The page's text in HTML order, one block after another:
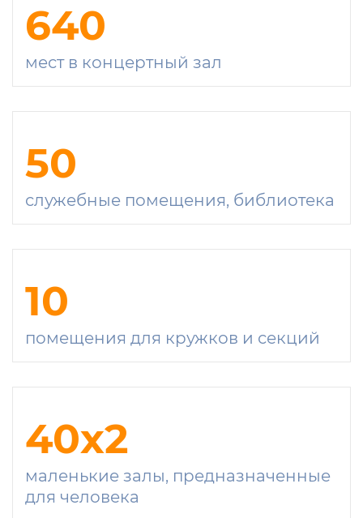
640
мест в концертный зал
50
служебные помещения, библиотека
10
помещения для кружков и секций
40x2
маленькие залы, предназначенные
для человека